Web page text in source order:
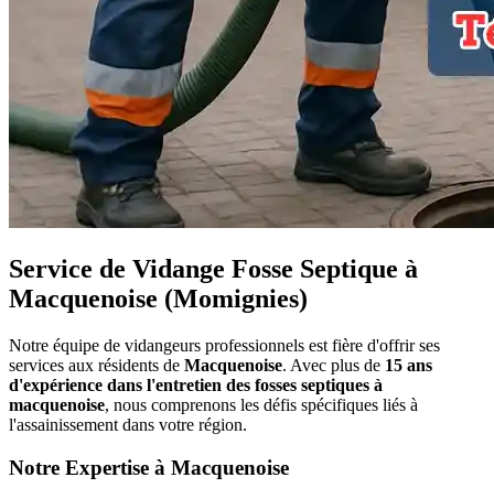
Service de Vidange Fosse Septique à
Macquenoise (Momignies)
Notre équipe de vidangeurs professionnels est fière d'offrir ses
services aux résidents de Macquenoise. Avec plus de 15 ans
d'expérience dans l'entretien des fosses septiques à
macquenoise, nous comprenons les défis spécifiques liés à
l'assainissement dans votre région.
Notre Expertise à Macquenoise